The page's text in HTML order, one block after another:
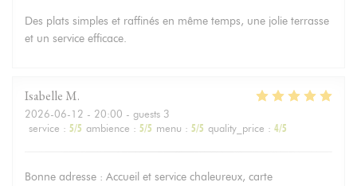
Des plats simples et raffinés en même temps, une jolie terrasse
et un service efficace.
Isabelle M
2026-06-12 - 20:00 - guests 3
service : 5/5 ambience : 5/5 menu : 5/5 quality_price : 4/5
Bonne adresse : Accueil et service chaleureux, carte